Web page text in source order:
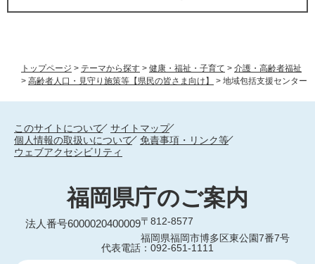
トップページ > テーマから探す > 健康・福祉・子育て > 介護・高齢者福祉
> 高齢者人口・見守り施策等【県民の皆さま向け】 > 地域包括支援センター
このサイトについて
サイトマップ
個人情報の取扱いについて
免責事項・リンク等
ウェブアクセシビリティ
福岡県庁のご案内
法人番号6000020400009〒812-8577
福岡県福岡市博多区東公園7番7号
代表電話：092-651-1111